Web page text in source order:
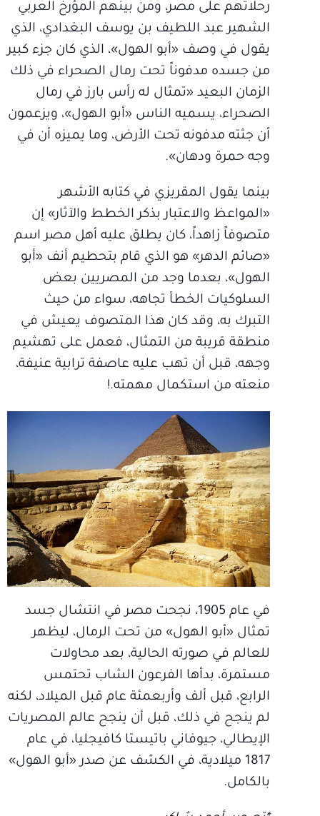
رحلاتهم على مصر، ومن بينهم المؤرخ العربي
الشهير عبد اللطيف بن يوسف البغدادي، الذي
يقول في وصف «أبو الهول»، الذي كان جزء كبير
من جسده مدفوناً تحت رمال الصحراء في ذلك
الزمان البعيد «تمثال له رأس بارز في رمال
الصحراء، يسميه الناس «أبو الهول»، ويزعمون
أن جثته مدفونه تحت الأرض، وما يميزه أن في
وجه حمرة ودهان».
بينما يقول المقريزي في كتابه الأشهر
«المواعظ والاعتبار بذكر الخطط والآثار» إن
متصوفاً زاهداً، كان يطلق عليه أهل مصر اسم
«صائم الدهر» هو الذي قام بتحطيم أنف «أبو
الهول»، بعدما وجد من المصريين بعض
السلوكيات الخطأ تجاهه، سواء من حيث
التبرك به، وقد كان هذا المتصوف يعيش في
منطقة قريبة من التمثال، فعمل على تهشيم
وجهه، قبل أن تهب عليه عاصفة ترابية عنيفة،
منعته من استكمال مهمته.!
في عام 1905، نجحت مصر في انتشال جسد
تمثال «أبو الهول» من تحت الرمال، ليظهر
للعالم في صورته الحالية، بعد محاولات
مستمرة، بدأها الفرعون الشاب تحتمس
الرابع، قبل ألف وأربعمئة عام قبل الميلاد، لكنه
لم ينجح في ذلك، قبل أن ينجح عالم المصريات
الإيطالي، جيوفاني باتيستا كافيجليا، في عام
1817 ميلادية، في الكشف عن صدر «أبو الهول»
بالكامل.